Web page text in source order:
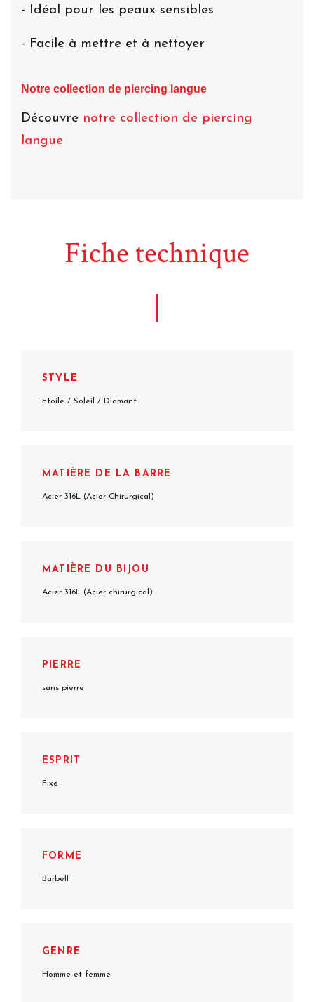
- Idéal pour les peaux sensibles
- Facile à mettre et à nettoyer
Notre collection de piercing langue
Découvre notre collection de piercing
langue
Fiche technique
STYLE
Etoile / Soleil / Diamant
MATIÈRE DE LA BARRE
Acier 316L (Acier Chirurgical)
MATIÈRE DU BIJOU
Acier 316L (Acier chirurgical)
PIERRE
sans pierre
ESPRIT
Fixe
FORME
Barbell
GENRE
Homme et femme